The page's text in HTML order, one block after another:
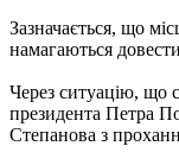
Зазначається, що
намагаються
Через ситуацію, що
президента Петра
Степанова з